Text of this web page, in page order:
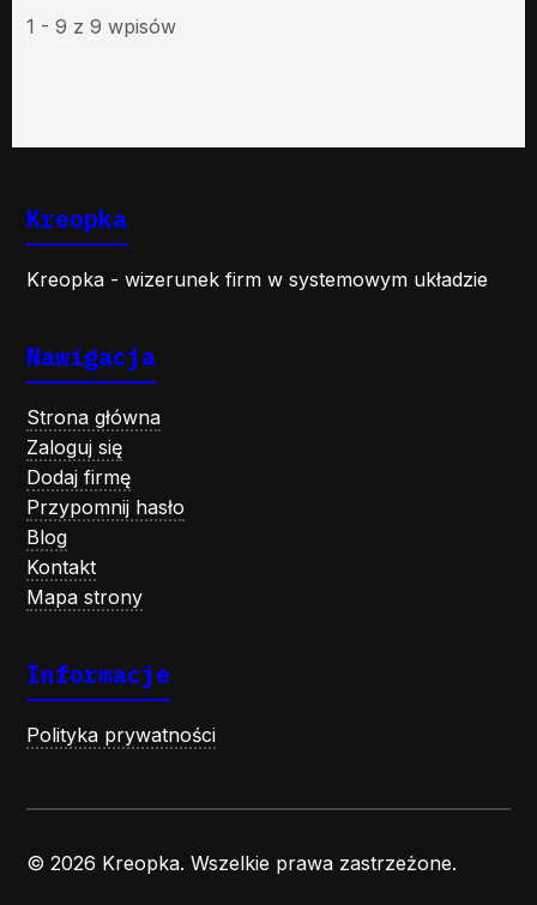
1 - 9 z 9 wpisów
Kreopka
Kreopka - wizerunek firm w systemowym układzie
Nawigacja
Strona główna
Zaloguj się
Dodaj firmę
Przypomnij hasło
Blog
Kontakt
Mapa strony
Informacje
Polityka prywatności
© 2026 Kreopka. Wszelkie prawa zastrzeżone.